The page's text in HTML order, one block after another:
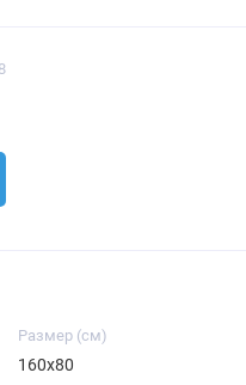
Размер (см)
160х80